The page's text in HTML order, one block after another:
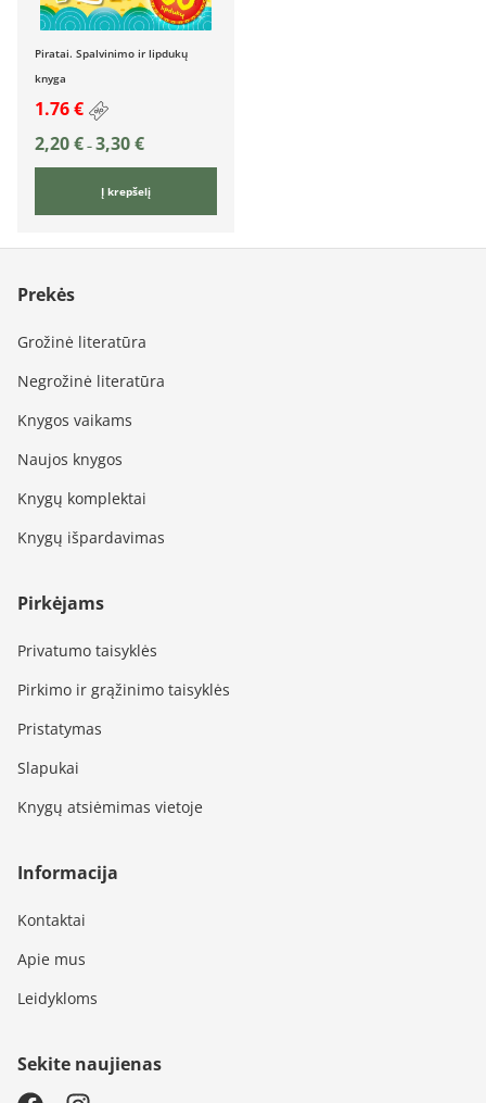
Piratai. Spalvinimo ir lipdukų
knyga
1.76 €
2,20€ – 3,30€
Į krepšelį
Prekės
Grožinė literatūra
Negrožinė literatūra
Knygos vaikams
Naujos knygos
Knygų komplektai
Knygų išpardavimas
Pirkėjams
Privatumo taisyklės
Pirkimo ir grąžinimo taisyklės
Pristatymas
Slapukai
Knygų atsiėmimas vietoje
Informacija
Kontaktai
Apie mus
Leidykloms
Sekite naujienas